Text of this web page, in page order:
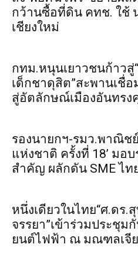
กว้านซื้อที่ดิน คทช. ใช้
เชียงใหม่
กทม.หนุนเยาวชนก้าว
เด็กชาดุสิต”สะพานเชื่อ
สู่อัตลักษณ์เมืองอันทรง
รองนายกฯ-รมว.พาณิช
แห่งชาติ ครั้งที่ 18’ มอ
สำคัญ ผลักดัน SME ไท
หนึ่งเดียวในไทย“ศ.ดร.
จรรยา”เข้าร่วมประชุ
ยนต์ไฟฟ้า ณ มณฑลเจี